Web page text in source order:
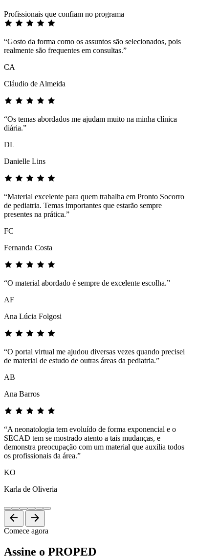
Profissionais que confiam no programa
“Gosto da forma como os assuntos são selecionados, pois
realmente são frequentes em consultas.”
CA
Cláudio de Almeida
“Os temas abordados me ajudam muito na minha clínica
diária.”
DL
Danielle Lins
“Material excelente para quem trabalha em Pronto Socorro
de pediatria. Temas importantes que estarão sempre
presentes na prática.”
FC
Fernanda Costa
“O material abordado é sempre de excelente escolha.”
AF
Ana Lúcia Folgosi
“O portal virtual me ajudou diversas vezes quando precisei
de material de estudo de outras áreas da pediatria.”
AB
Ana Barros
“A neonatologia tem evoluído de forma exponencial e o
SECAD tem se mostrado atento a tais mudanças, e
demonstra preocupação com um material que auxilia todos
os profissionais da área.”
KO
Karla de Oliveria
arrow_back arrow_forward
Comece agora
Assine o PROPED